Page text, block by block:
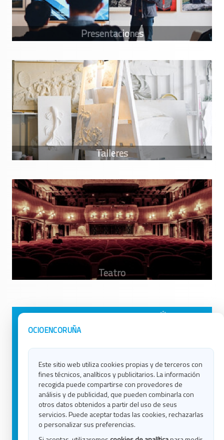
OCIOENCORUÑA
Este sitio web utiliza cookies propias y de terceros con
fines técnicos, analíticos y publicitarios. La información
recogida puede compartirse con provedores de
análisis y de publicidad, que pueden combinarla con
otros datos obtenidos a partir del uso de seus
servicios. Puede aceptar todas las cookies, rechazarlas
o personalizar sus preferencias.
Avisos Legales
Contacto
Política de Cookies
Ocio en Lugo
Ocio en Ourense
Ocio en Pontevedra
Ocio en Santiago
Ocio en Vigo
Blog